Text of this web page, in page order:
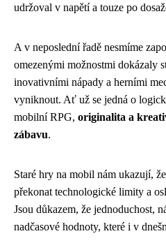
udržoval v napětí a touze po
A v neposlední řadě nesmíme
omezenými možnostmi dokázaly
inovativními nápady a herními
vyniknout. Ať už se jedná o
mobilní RPG, originalita a
zábavu.
Staré hry na mobil nám ukazují,
překonat technologické limity a
Jsou důkazem, že jednoduchost,
nadčasové hodnoty, které i v